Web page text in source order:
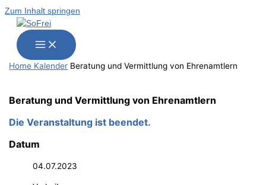
Zum Inhalt springen
Home Kalender Bera­tung und Ver­mitt­lung von Ehrenamtlern
Bera­tung und Ver­mitt­lung von Ehrenamtlern
Die Veranstaltung ist beendet.
Datum
04.07.2023